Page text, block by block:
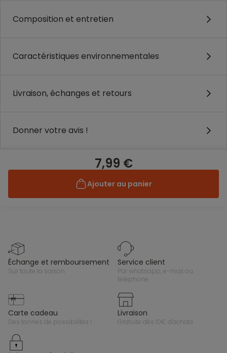
Composition et entretien
Caractéristiques environnementales
Livraison, échanges et retours
Donner votre avis !
7,99 €
Ajouter au panier
échange et remboursement
sur toute la saison
service client
par whatsapp, e-mail ou
téléphone
carte cadeau
des tonnes de possibilités !
livraison
gratuite dès 10€ d'achats